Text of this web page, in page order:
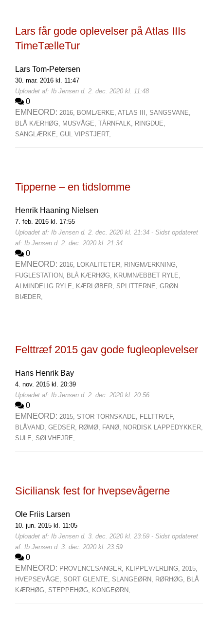
Lars får gode oplevelser på Atlas IIIs
TimeTælleTur
Lars Tom-Petersen
30. mar. 2016 kl. 11:47
Uploadet af: Ib Jensen d. 2. dec. 2020 kl. 11:48
0
EMNEORD: 2016, BOMLÆRKE, ATLAS III, SANGSVANE,
BLÅ KÆRHØG, MUSVÅGE, TÅRNFALK, RINGDUE,
SANGLÆRKE, GUL VIPSTJERT,
Tipperne – en tidslomme
Henrik Haaning Nielsen
7. feb. 2016 kl. 17:55
Uploadet af: Ib Jensen d. 2. dec. 2020 kl. 21:34 - Sidst opdateret
af: Ib Jensen d. 2. dec. 2020 kl. 21:34
0
EMNEORD: 2016, LOKALITETER, RINGMÆRKNING,
FUGLESTATION, BLÅ KÆRHØG, KRUMNÆBBET RYLE,
ALMINDELIG RYLE, KÆRLØBER, SPLITTERNE, GRØN
BIÆDER,
Felttræf 2015 gav gode fugleoplevelser
Hans Henrik Bay
4. nov. 2015 kl. 20:39
Uploadet af: Ib Jensen d. 2. dec. 2020 kl. 20:56
0
EMNEORD: 2015, STOR TORNSKADE, FELTTRÆF,
BLÅVAND, GEDSER, RØMØ, FANØ, NORDISK LAPPEDYKKER,
SULE, SØLVHEJRE,
Siciliansk fest for hvepsevågerne
Ole Friis Larsen
10. jun. 2015 kl. 11:05
Uploadet af: Ib Jensen d. 3. dec. 2020 kl. 23:59 - Sidst opdateret
af: Ib Jensen d. 3. dec. 2020 kl. 23:59
0
EMNEORD: PROVENCESANGER, KLIPPEVÆRLING, 2015,
HVEPSEVÅGE, SORT GLENTE, SLANGEØRN, RØRHØG, BLÅ
KÆRHØG, STEPPEHØG, KONGEØRN,